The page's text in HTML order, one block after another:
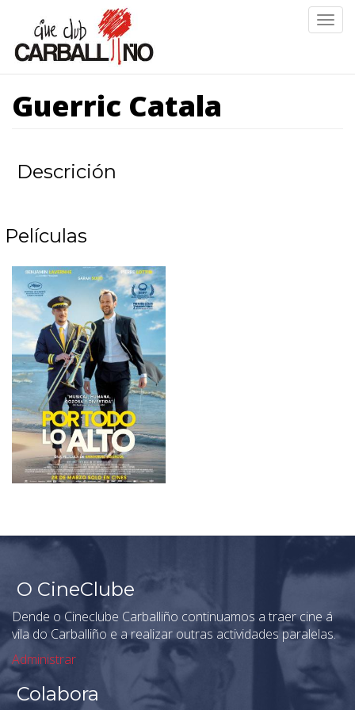
contido
principal
Guerric Catala
Descrición
Películas
O CineClube
Dende o Cineclube Carballiño continuamos a traer cine á
vila do Carballiño e a realizar outras actividades paralelas.
Administrar
Colabora